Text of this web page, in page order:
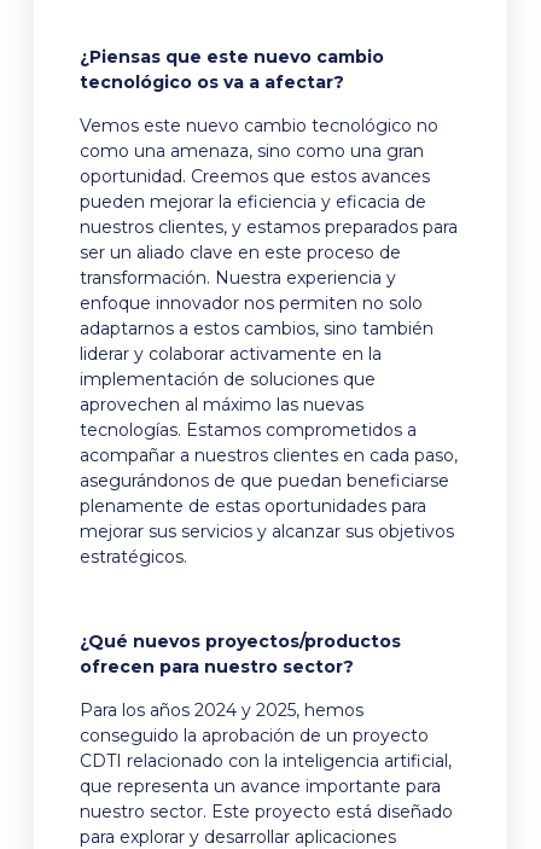
¿Piensas que este nuevo cambio
tecnológico os va a afectar?
Vemos este nuevo cambio tecnológico no
como una amenaza, sino como una gran
oportunidad. Creemos que estos avances
pueden mejorar la eficiencia y eficacia de
nuestros clientes, y estamos preparados para
ser un aliado clave en este proceso de
transformación. Nuestra experiencia y
enfoque innovador nos permiten no solo
adaptarnos a estos cambios, sino también
liderar y colaborar activamente en la
implementación de soluciones que
aprovechen al máximo las nuevas
tecnologías. Estamos comprometidos a
acompañar a nuestros clientes en cada paso,
asegurándonos de que puedan beneficiarse
plenamente de estas oportunidades para
mejorar sus servicios y alcanzar sus objetivos
estratégicos.
¿Qué nuevos proyectos/productos
ofrecen para nuestro sector?
Para los años 2024 y 2025, hemos
conseguido la aprobación de un proyecto
CDTI relacionado con la inteligencia artificial,
que representa un avance importante para
nuestro sector. Este proyecto está diseñado
para explorar y desarrollar aplicaciones